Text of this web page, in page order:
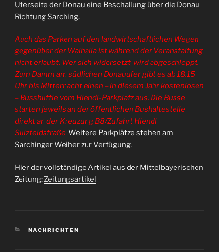
Uferseite der Donau eine Beschallung über die Donau
Richtung Sarching.
Auch das Parken auf den landwirtschaftlichen Wegen
gegenüber der Walhalla ist während der Veranstaltung
nicht erlaubt. Wer sich widersetzt, wird abgeschleppt.
Zum Damm am südlichen Donauufer gibt es ab 18.15
Uhr bis Mitternacht einen – in diesem Jahr kostenlosen
– Busshuttle vom Hiendl-Parkplatz aus. Die Busse
starten jeweils an der öffentlichen Bushaltestelle
direkt an der Kreuzung B8/Zufahrt Hiendl
Sulzfeldstraße. Weitere Parkplätze stehen am
Sarchinger Weiher zur Verfügung.
Hier der vollständige Artikel aus der Mittelbayerischen
Zeitung:Zeitungsartikel
KATEGORIEN
NACHRICHTEN